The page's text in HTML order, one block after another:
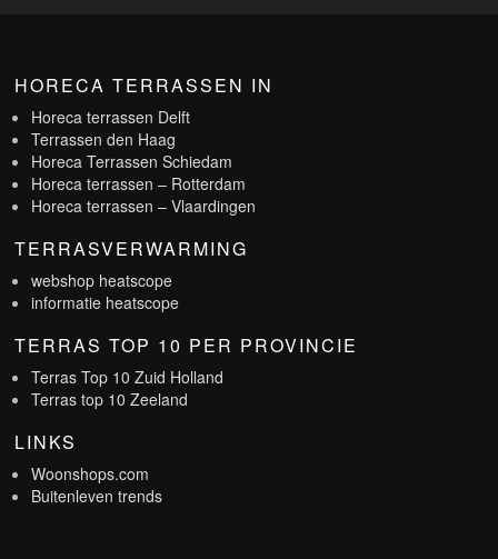
HORECA TERRASSEN IN
Horeca terrassen Delft
Terrassen den Haag
Horeca Terrassen Schiedam
Horeca terrassen – Rotterdam
Horeca terrassen – Vlaardingen
TERRASVERWARMING
webshop heatscope
informatie heatscope
TERRAS TOP 10 PER PROVINCIE
Terras Top 10 Zuid Holland
Terras top 10 Zeeland
LINKS
Woonshops.com
Buitenleven trends